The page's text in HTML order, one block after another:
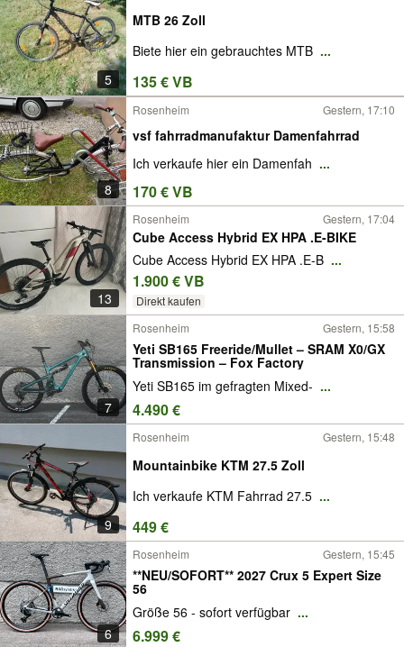
5
MTB 26 Zoll
Biete hier ein gebrauchtes MTB ...
135 € VB
8
Rosenheim Gestern, 17:10
vsf fahrradmanufaktur Damenfahrrad
Ich verkaufe hier ein Damenfah ...
170 € VB
13
Rosenheim Gestern, 17:04
Cube Access Hybrid EX HPA .E-BIKE
Cube Access Hybrid EX HPA .E-B ...
1.900 € VB
Direkt kaufen
7
Rosenheim Gestern, 15:58
Yeti SB165 Freeride/Mullet – SRAM X0/GX
Transmission – Fox Factory
Yeti SB165 im gefragten Mixed- ...
4.490 €
9
Rosenheim Gestern, 15:48
Mountainbike KTM 27.5 Zoll
Ich verkaufe KTM Fahrrad 27.5 ...
449 €
6
Rosenheim Gestern, 15:45
**NEU/SOFORT** 2027 Crux 5 Expert Size
56
Größe 56 - sofort verfügbar ...
6.999 €